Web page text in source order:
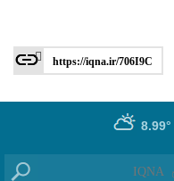
https://iqna.ir/706I9C
8.99°